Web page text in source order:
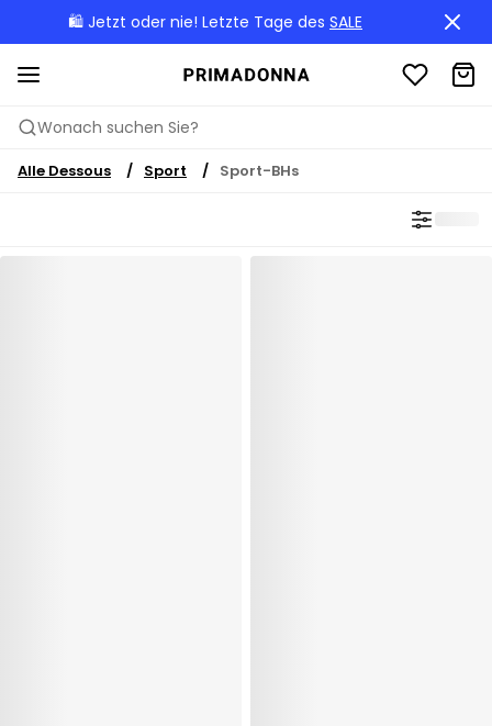
🛍️ Jetzt oder nie! Letzte Tage des SALE
Wonach suchen Sie?
Alle Dessous Sport Sport-BHs